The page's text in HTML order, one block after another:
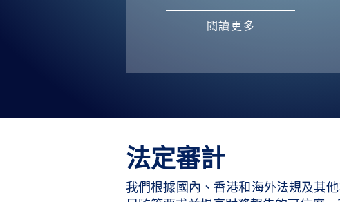
閱讀更多
法定審計
我們根據國內、香港和海外法規及其